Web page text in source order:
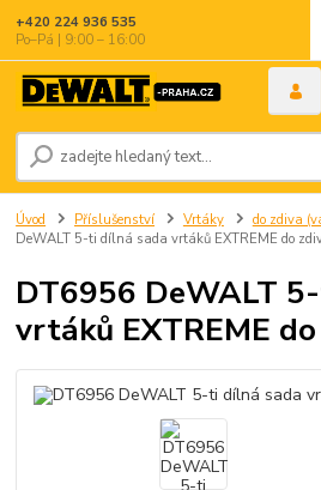
+420 224 936 535
Po–Pá | 9:00 – 16:00
Úvod Příslušenství Vrtáky do zdiva
DeWALT 5-ti dílná sada vrtáků EXTREME do
DT6956 DeWALT
vrtáků EXTREME